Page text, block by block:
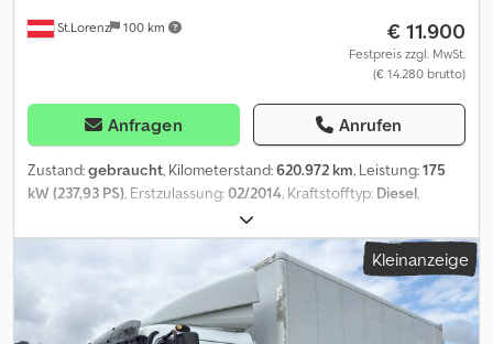
St.Lorenz 100 km € 11.900
Festpreis zzgl. MwSt.
(€ 14.280 brutto)
Anfragen Anrufen
Zustand:gebraucht, Kilometerstand:620.972 km, Leistung:175
kW (237,93 PS) , Erstzulassung:02/2014 , Kraftstofftyp: Diesel
, Achsen-Konfiguration:
Farbe:Weiß, Getriebetyp:mechanisch, Emissionsklasse:Euro5,
ABS, Klimaanlage, Ladebordwand,
Mercedes Benz Atego 1224 Kofferaufbau + Ladebordwand Euro 5
Koffer Innenlänge: 7,10 m Koffer Innenbreite: 2,50 mKoffer
Innenhöhe: 2,60 m Eigengewicht: 6800 kg - Gesamtgewicht:
Kleinanzeige